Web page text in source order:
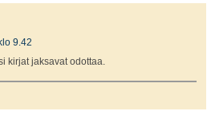
9.42
kirjat jaksavat odottaa.